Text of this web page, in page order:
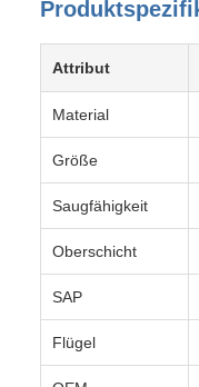
Attribut
Material
Größe
Saugfähigkeit
Oberschicht
SAP
Flügel